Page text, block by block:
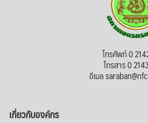
โทรศัพท์ 0
โทรสาร 0
อีเมล
เกี่ยวกับองค์กร